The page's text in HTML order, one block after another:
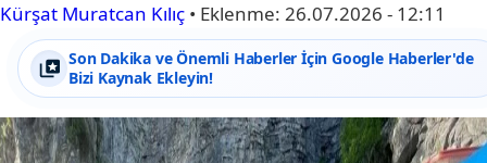
Kürşat Muratcan Kılıç • Eklenme: 26.07.2026 - 12:11
Son Dakika ve Önemli Haberler İçin Google Haberler'de
Bizi Kaynak Ekleyin!